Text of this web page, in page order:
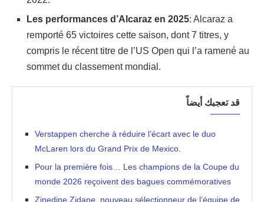
Les performances d’Alcaraz en 2025: Alcaraz a
remporté 65 victoires cette saison, dont 7 titres, y
compris le récent titre de l’US Open qui l’a ramené au
sommet du classement mondial.
قد تعجبك أيضاً
Verstappen cherche à réduire l’écart avec le duo
McLaren lors du Grand Prix de Mexico.
Pour la première fois… Les champions de la Coupe du
monde 2026 reçoivent des bagues commémoratives
Zinedine Zidane, nouveau sélectionneur de l’équipe de